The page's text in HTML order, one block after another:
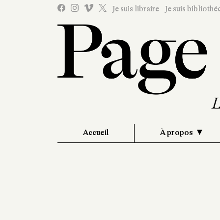
Je suis libraire Je suis
Accueil À propos